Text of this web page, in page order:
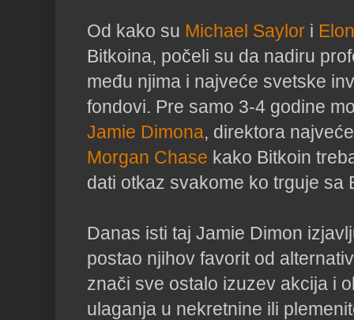
Od kako su Michael Saylor i
Bitkoina, počeli su da nadiru
među njima i najveće svetske
fondovi. Pre samo 3-4 godine
Jamie Dimona, direktora
Morgan Chase kako Bitkoin
dati otkaz svakome ko trguje sa
Danas isti taj Jamie Dimon
postao njihov favorit od
znači sve ostalo izuzev akcija i
ulaganja u nekretnine ili